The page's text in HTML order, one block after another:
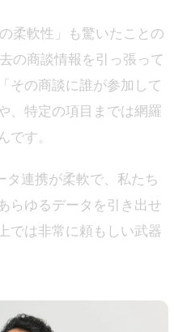
柔軟性」も驚いたことの
の商談情報を引っ張って
その商談に誰が参加して
、特定の項目までは網羅
です。
タ連携が柔軟で、私たち
らゆるデータを引き出せ
では非常に頼もしい武器